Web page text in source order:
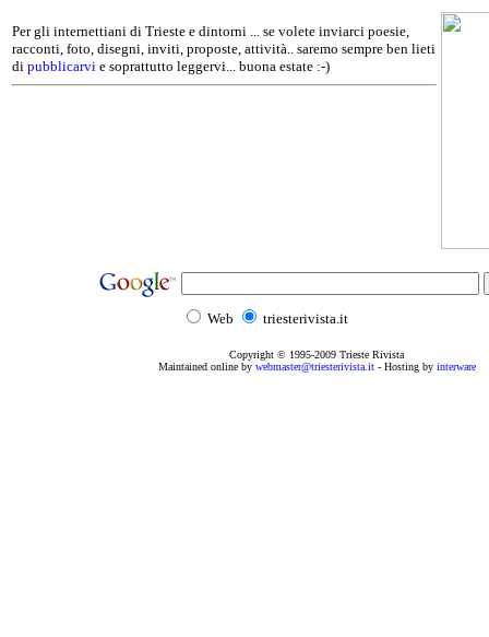
Per gli internettiani di Trieste e dintorni ... se volete inviarci poesie,
racconti, foto, disegni, inviti, proposte, attività.. saremo sempre ben lieti
di pubblicarvi e soprattutto leggervi... buona estate :-)
Web triesterivista.it
Copyright © 1995-2009 Trieste Rivista
Maintained online by webmaster@triesterivista.it- Hosting by interware